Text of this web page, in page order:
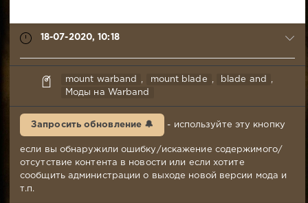
18-07-2020, 10:18
ki_20
07-
Комментариев:
115
Просмотров:
mount warband mount blade blade and
Моды на Warband
Запросить обновление 🔔 - используйте эту кнопку
если вы обнаружили ошибку/искажение содержимого/
отсутствие контента в новости или если хотите
сообщить администрации о выходе новой версии мода и
т.п.